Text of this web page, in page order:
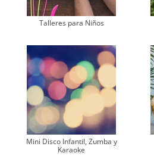
Talleres para Niños
Mini Disco Infantil, Zumba y
Karaoke